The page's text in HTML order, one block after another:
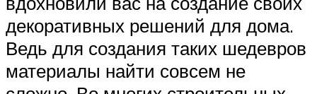
декоративных решений для дома.
Ведь для создания таких шедевров
материалы найти совсем не